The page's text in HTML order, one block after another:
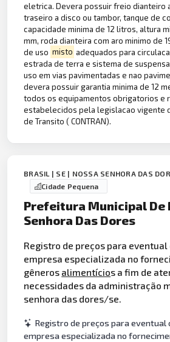
eletrica. Devera possuir freio dianteiro
traseiro a disco ou tambor, tanque de
capacidade minima de 12 litros, altura
mm, roda dianteira com aro minimo de
de uso misto adequados para
estrada de terra e sistema de
uso em vias pavimentadas e nao
devera possuir garantia minima de 12
todos os equipamentos obrigatorios e
estabelecidos pela legislacao vigente
de Transito ( CONTRAN).
BRASIL | SE | NOSSA SENHORA DAS
Cidade Pequena
Prefeitura Municipal De
Senhora Das Dores
Registro de preços para
empresa especializada no
gêneros alimentícios a fim de
necessidades da administração
senhora das dores/se.
Registro de preços para eventual
empresa especializada no